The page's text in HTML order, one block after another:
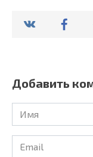
Добавить
Имя
Email